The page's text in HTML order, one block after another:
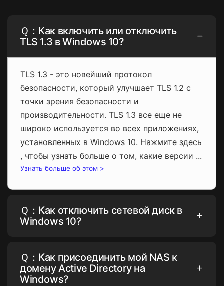
Ｑ：Как включить или отключить
TLS 1.3 в Windows 10?
TLS 1.3 - это новейший протокол
безопасности, который улучшает TLS 1.2 с
точки зрения безопасности и
производительности. TLS 1.3 все еще не
широко используется во всех приложениях,
установленных в Windows 10. Нажмите здесь
, чтобы узнать больше о том, какие версии ...
Узнать больше об этом >
Ｑ：Как отключить сетевой диск в
Windows 10?
Ｑ：Как присоединить мой NAS к
домену Active Directory на
Windows?